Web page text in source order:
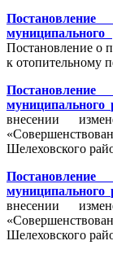
Постановление о
к отопительному
муниципального
внесении
Шелеховского
муниципального
внесении
Шелеховского